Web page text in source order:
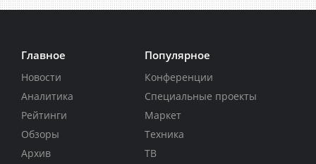
Главное
Новости
Аналитика
Рейтинги
Обзоры
Архив
Популярное
Конференции
Специальные проекты
Маркет
Техника
ТВ